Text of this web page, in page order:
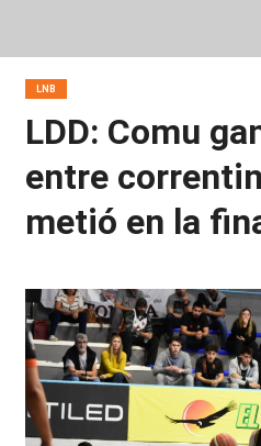
LNB
LDD: Comu
entre
metió en la